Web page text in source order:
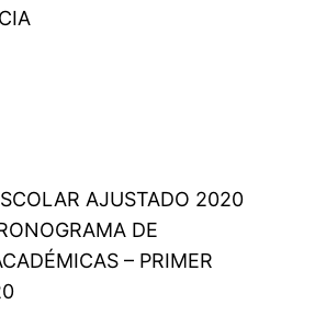
AJUSTADO 2020
DE
– PRIMER